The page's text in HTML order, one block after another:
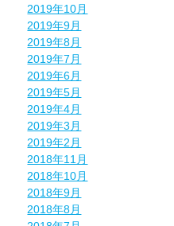
2019年10月
2019年9月
2019年8月
2019年7月
2019年6月
2019年5月
2019年4月
2019年3月
2019年2月
2018年11月
2018年10月
2018年9月
2018年8月